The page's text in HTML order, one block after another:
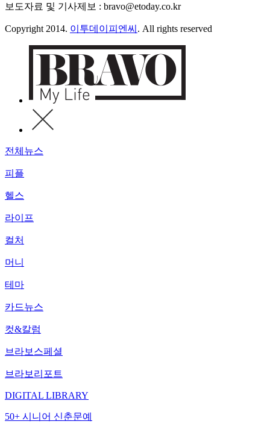
보도자료 및 기사제보 : bravo@etoday.co.kr
Copyright 2014. 이투데이피엔씨 . All rights reserved
전체뉴스
피플
헬스
라이프
컬처
머니
테마
카드뉴스
컷&칼럼
브라보스페셜
브라보리포트
DIGITAL LIBRARY
50+ 시니어 신춘문예